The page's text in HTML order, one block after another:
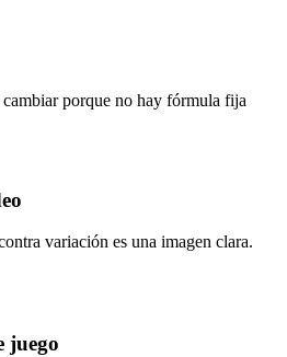
porque no hay fórmula fija
variación es una imagen clara.
juego